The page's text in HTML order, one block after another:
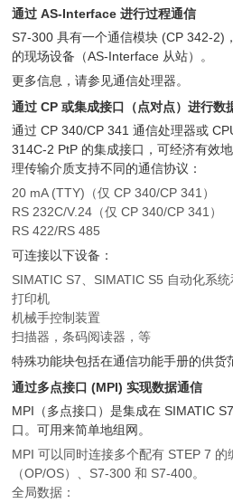
通过 AS-Interface 进行过程通信
S7-300 具有一个通信模块 (CP 342-2)
的现场设备（AS-Interface 从站）。
更多信息，请参见通信处理器。
通过 CP 或集成接口（点对点）进行数
通过 CP 340/CP 341 通信处理器或
314C-2 PtP 的集成接口，可经济有效
理传输介质支持不同的通信协议：
20 mA (TTY)（仅 CP 340/CP 341）
RS 232C/V.24（仅 CP 340/CP 341）
RS 422/RS 485
可连接以下设备：
SIMATIC S7、SIMATIC S5 自动化系
打印机
机械手控制装置
扫描器，条码阅读器，等
特殊功能块包括在通信功能手册的供货
通过多点接口 (MPI) 实现数据通信
MPI（多点接口）是集成在 SIMATIC
口。可用来简单地组网。
MPI 可以同时连接多个配有 STEP 7 的
（OP/OS）、S7-300 和 S7-400。
全局数据：